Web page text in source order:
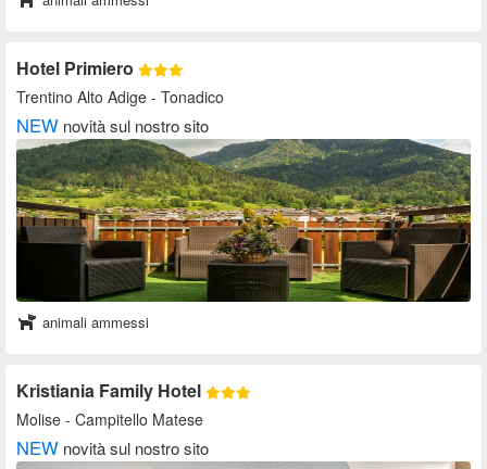
Hotel Primiero
Trentino Alto Adige - Tonadico
NEW novità sul nostro sito
animali ammessi
Kristiania Family Hotel
Molise - Campitello Matese
NEW novità sul nostro sito